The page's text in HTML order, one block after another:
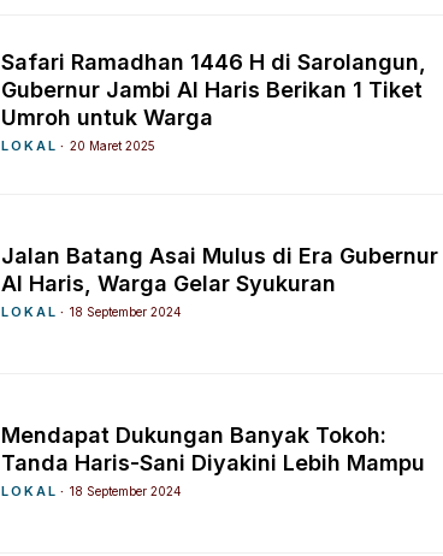
Safari Ramadhan 1446 H di Sarolangun,
Gubernur Jambi Al Haris Berikan 1 Tiket
Umroh untuk Warga
LOKAL 20 Maret 2025
Jalan Batang Asai Mulus di Era Gubernur
Al Haris, Warga Gelar Syukuran
LOKAL 18 September 2024
Mendapat Dukungan Banyak Tokoh:
Tanda Haris-Sani Diyakini Lebih Mampu
LOKAL 18 September 2024